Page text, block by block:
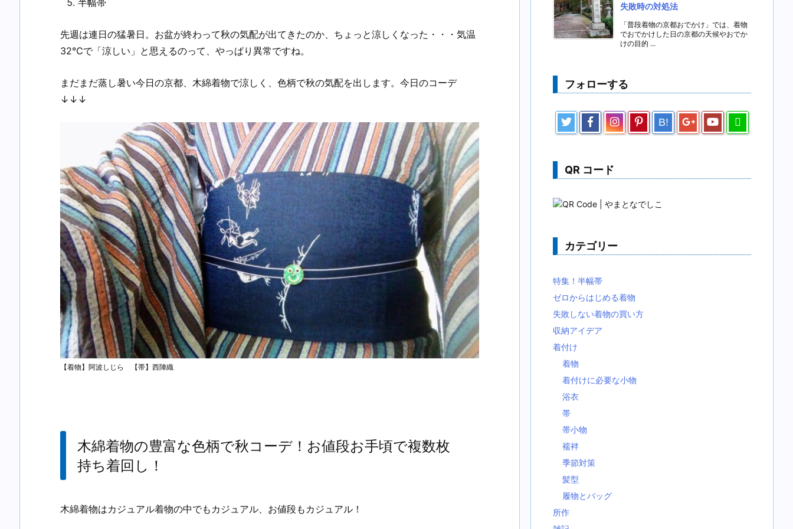
半幅帯
先週は連日の猛暑日。お盆が終わって秋の気配が出てきたのか、ちょっと涼しくなった・・・気温
32℃で「涼しい」と思えるのって、やっぱり異常ですね。
まだまだ蒸し暑い今日の京都、木綿着物で涼しく、色柄で秋の気配を出します。今日のコーデ
↓↓↓
【着物】阿波しじら 【帯】西陣織
木綿着物の豊富な色柄で秋コーデ！お値段お手頃で複数枚
持ち着回し！
木綿着物はカジュアル着物の中でもカジュアル、お値段もカジュアル！
失敗時の対処法
「普段着物の京都おでかけ」では、着物
でおでかけした日の京都の天候やおでか
けの目的 ...
フォローする
B!
QR コード
カテゴリー
特集！半幅帯
ゼロからはじめる着物
失敗しない着物の買い方
収納アイデア
着付け
着物
着付けに必要な小物
浴衣
帯
帯小物
襦袢
季節対策
髪型
履物とバッグ
所作